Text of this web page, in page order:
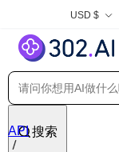
USD $
搜索
API